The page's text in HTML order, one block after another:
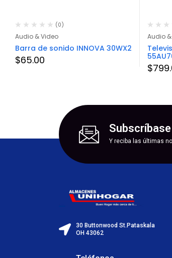
(0)
Audio & Video
Barra de sonido INNOVA 30WX2
$65.00
Audio
$
Y reciba las últimas
30 Buttonwood St.Pataskala
OH 43062